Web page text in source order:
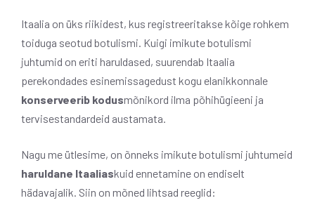
Itaalia on üks riikidest, kus registreeritakse kõige rohkem
toiduga seotud botulismi. Kuigi imikute botulismi
juhtumid on eriti haruldased, suurendab Itaalia
perekondades esinemissagedust kogu elanikkonnale
konserveerib kodusmõnikord ilma põhihügieeni ja
tervisestandardeid austamata.
Nagu me ütlesime, on õnneks imikute botulismi juhtumeid
haruldane Itaaliaskuid ennetamine on endiselt
hädavajalik. Siin on mõned lihtsad reeglid: